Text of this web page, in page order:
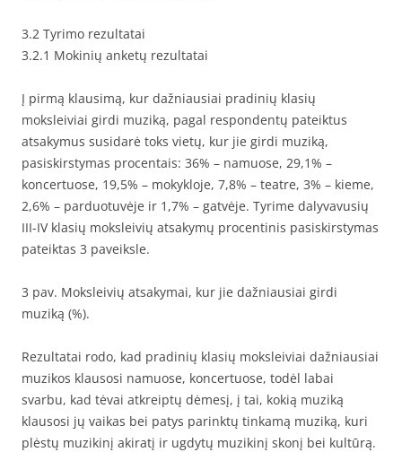
3.2 Tyrimo rezultatai
3.2.1 Mokinių anketų rezultatai
Į pirmą klausimą, kur dažniausiai pradinių klasių
moksleiviai girdi muziką, pagal respondentų pateiktus
atsakymus susidarė toks vietų, kur jie girdi muziką,
pasiskirstymas procentais: 36% – namuose, 29,1% –
koncertuose, 19,5% – mokykloje, 7,8% – teatre, 3% – kieme,
2,6% – parduotuvėje ir 1,7% – gatvėje. Tyrime dalyvavusių
III-IV klasių moksleivių atsakymų procentinis pasiskirstymas
pateiktas 3 paveiksle.
3 pav. Moksleivių atsakymai, kur jie dažniausiai girdi
muziką (%).
Rezultatai rodo, kad pradinių klasių moksleiviai dažniausiai
muzikos klausosi namuose, koncertuose, todėl labai
svarbu, kad tėvai atkreiptų dėmesį, į tai, kokią muziką
klausosi jų vaikas bei patys parinktų tinkamą muziką, kuri
plėstų muzikinį akiratį ir ugdytų muzikinį skonį bei kultūrą.